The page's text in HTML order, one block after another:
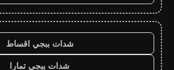
شدات ببجي اقساط
شدات ببجي تمارا